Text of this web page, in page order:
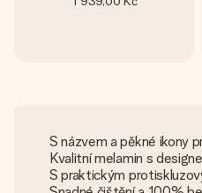
S názvem a pěkné ikony
Kvalitní melamin s
S praktickým